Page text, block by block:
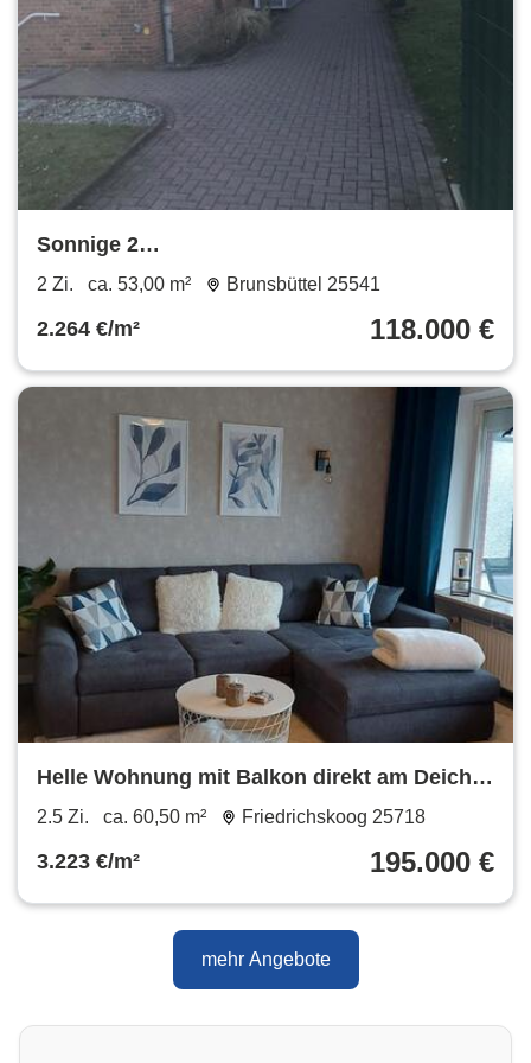
Sonnige 2
2 Zi. ca. 53,00 m² Brunsbüttel 25541
2.264 €/m² 118.000 €
Helle Wohnung mit Balkon direkt am Deich -
2,5 Zimmer, 61qm
2.5 Zi. ca. 60,50 m² Friedrichskoog 25718
3.223 €/m² 195.000 €
mehr Angebote